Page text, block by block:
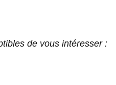
de vous intéresser :